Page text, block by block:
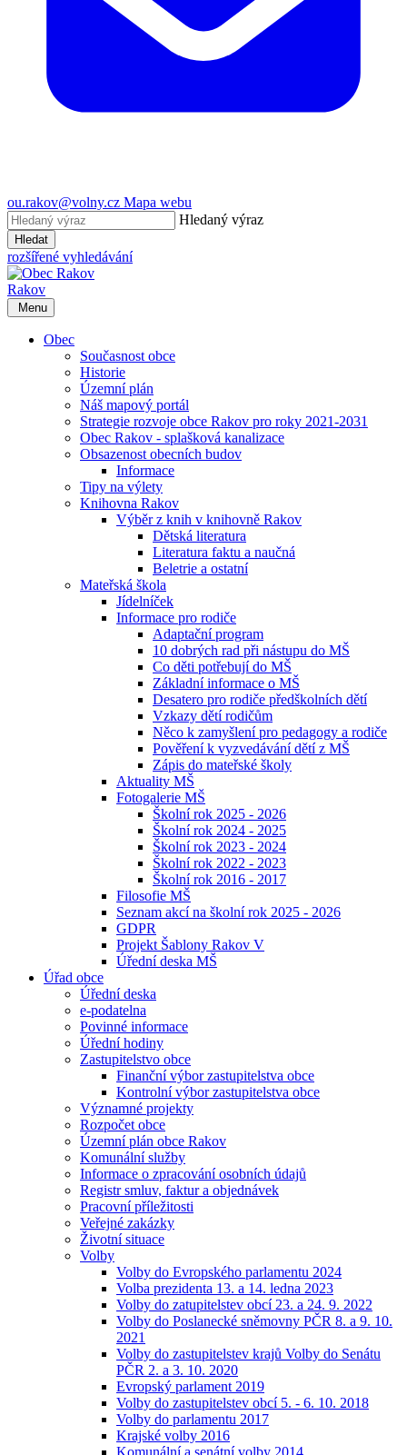
ou.rakov@volny.cz Mapa webu
Hledaný výraz
Hledat
rozšířené vyhledávání
Rakov
Menu
Obec
Současnost obce
Historie
Územní plán
Náš mapový portál
Strategie rozvoje obce Rakov pro roky 2021-2031
Obec Rakov - splašková kanalizace
Obsazenost obecních budov
Informace
Tipy na výlety
Knihovna Rakov
Výběr z knih v knihovně Rakov
Dětská literatura
Literatura faktu a naučná
Beletrie a ostatní
Mateřská škola
Jídelníček
Informace pro rodiče
Adaptační program
10 dobrých rad při nástupu do MŠ
Co děti potřebují do MŠ
Základní informace o MŠ
Desatero pro rodiče předškolních dětí
Vzkazy dětí rodičům
Něco k zamyšlení pro pedagogy a rodiče
Pověření k vyzvedávání dětí z MŠ
Zápis do mateřské školy
Aktuality MŠ
Fotogalerie MŠ
Školní rok 2025 - 2026
Školní rok 2024 - 2025
Školní rok 2023 - 2024
Školní rok 2022 - 2023
Školní rok 2016 - 2017
Filosofie MŠ
Seznam akcí na školní rok 2025 - 2026
GDPR
Projekt Šablony Rakov V
Úřední deska MŠ
Úřad obce
Úřední deska
e-podatelna
Povinné informace
Úřední hodiny
Zastupitelstvo obce
Finanční výbor zastupitelstva obce
Kontrolní výbor zastupitelstva obce
Významné projekty
Rozpočet obce
Územní plán obce Rakov
Komunální služby
Informace o zpracování osobních údajů
Registr smluv, faktur a objednávek
Pracovní příležitosti
Veřejné zakázky
Životní situace
Volby
Volby do Evropského parlamentu 2024
Volba prezidenta 13. a 14. ledna 2023
Volby do zatupitelstev obcí 23. a 24. 9. 2022
Volby do Poslanecké sněmovny PČR 8. a 9. 10.
2021
Volby do zastupitelstev krajů Volby do Senátu
PČR 2. a 3. 10. 2020
Evropský parlament 2019
Volby do zastupitelstev obcí 5. - 6. 10. 2018
Volby do parlamentu 2017
Krajské volby 2016
Komunální a senátní volby 2014